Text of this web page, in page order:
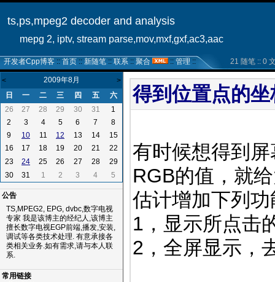
ts,ps,mpeg2 decoder and analysis
mepg 2, iptv, stream parse,mov,mxf,gxf,ac3,aac
开发者Cpp博客 :: 首页 :: 新随笔 :: 联系 :: 聚合 :: 管理 :: 21 随笔 :: 0
< 2009年8月 >
日 一 二 三 四 五
六
26
27 28 29 30 31
1
2
3 4 5 6 7
8
9
10 11 12 13 14
15
16
17 18 19 20 21
22
23
24 25 26 27 28
29
30
31 1 2 3 4 5
公告
TS,MPEG2, EPG, dvbc,数字电视
专家 我是该博主的经纪人,该博主
擅长数字电视EGP前端,播发,安装,
调试等各类技术处理. 有意承接各
类相关业务.如有需求,请与本人联
系.
常用链接
得到位置点的
有时候想得到
RGB的值，就
估计增加下列功
1，显示所点击
2，全屏显示，